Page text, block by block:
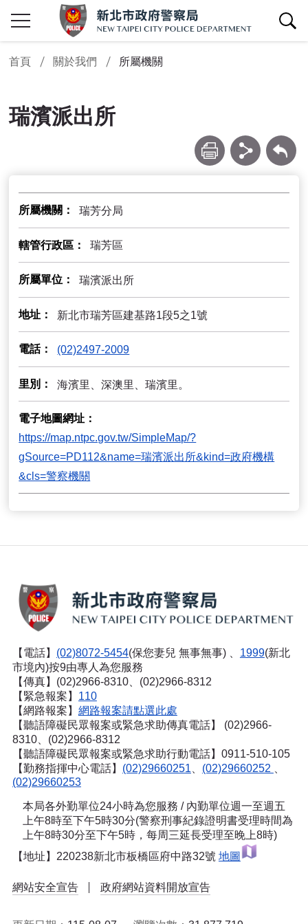
查詢區開關
首頁 關於我們 所屬機關
瑞濱派出所
列印 分享 回上一頁
所屬機關 瑞芳分局
轄管行政區 瑞芳區
所屬單位 瑞濱派出所
地址 新北市瑞芳區建基路1段5之1號
電話 (02)2497-2009
里別 海濱里、深澳里、瑞濱里。
電子地圖網址
https://map.ntpc.gov.tw/SimpleMap/?
gSource=PD112&name=瑞濱派出所&kind=政府機構
&cls=警察機關
【電話】 (02)8072-5454(保您妻兒 無事無事) 、 1999(新北
市境內)按9由專人為您服務
【傳真】(02)2966-8310、(02)2966-8312
【緊急報案】 110
【網路報案】 網路報案請點選此處
【聽語障礙民眾報案或緊急求助傳真電話】
(02)2966-
8310、(02)2966-8312
【聽語障礙民眾報案或緊急求助行動電話】0911-510-105
【勤務指揮中心電話】 (02)29660251 (02)29660252
(02)29660253
本局各外勤單位24小時為您服務 / 內勤單位週一至週五
上午8時至下午5時30分(警察刑事紀錄證明書受理時間為
上午8時30分至下午5時，每周三延長受理至晚上8時)
【地址】220238新北市板橋區府中路32號 地圖
網站安全宣告 政府網站資料開放宣告